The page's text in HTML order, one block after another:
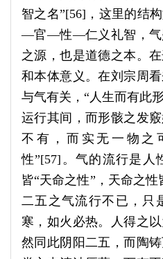
智之名”[56]，这里的
—官—性—仁义礼智，气
之源，也是道德之本。
和本体意义。在刘宗周
与气有关，“人生而有此
运行其间，而形骸之发
不有，而实无一物之
性”[57]。气的流行是人
皆“天命之性”，天命之
二五之气流行不已，只
寒，如火必热。人得之
然同此阴阳二五，而陶